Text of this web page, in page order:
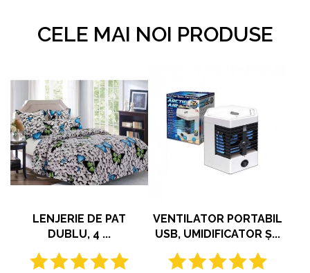
CELE MAI NOI PRODUSE
LENJERIE DE PAT
DUBLU, 4 ...
VENTILATOR PORTABIL
USB, UMIDIFICATOR Ș...